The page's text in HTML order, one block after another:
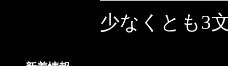
少なくとも3